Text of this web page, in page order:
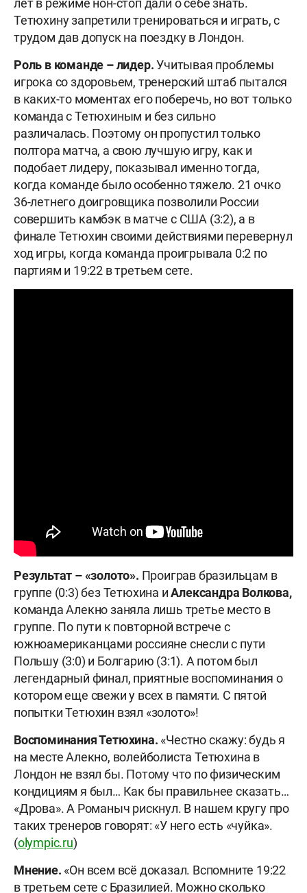
лет в режиме нон-стоп дали о себе знать.
Тетюхину запретили тренироваться и играть, с
трудом дав допуск на поездку в Лондон.
Роль в команде – лидер.Учитывая проблемы
игрока со здоровьем, тренерский штаб пытался
в каких-то моментах его поберечь, но вот только
команда с Тетюхиным и без сильно
различалась. Поэтому он пропустил только
полтора матча, а свою лучшую игру, как и
подобает лидеру, показывал именно тогда,
когда команде было особенно тяжело. 21 очко
36-летнего доигровщика позволили России
совершить камбэк в матче с США (3:2), а в
финале Тетюхин своими действиями перевернул
ход игры, когда команда проигрывала 0:2 по
партиям и 19:22 в третьем сете.
Результат – «золото». Проиграв бразильцам в
группе (0:3) без Тетюхина иАлександра Волкова,
команда Алекно заняла лишь третье место в
группе. По пути к повторной встрече с
южноамериканцами россияне снесли с пути
Польшу (3:0) и Болгарию (3:1). А потом был
легендарный финал, приятные воспоминания о
котором еще свежи у всех в памяти. С пятой
попытки Тетюхин взял «золото»!
Воспоминания Тетюхина. «Честно скажу: будь я
на месте Алекно, волейболиста Тетюхина в
Лондон не взял бы. Потому что по физическим
кондициям я был… Как бы правильнее сказать…
«Дрова». А Романыч рискнул. В нашем кругу про
таких тренеров говорят: «У него есть «чуйка».
(olympic.ru)
Мнение. «Он всем всё доказал. Вспомните 19:22
в третьем сете с Бразилией. Можно сколько